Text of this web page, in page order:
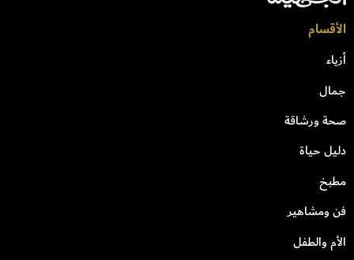
الأقسام
أزياء
جمال
صحة ورشاقة
دليل حياة
مطبخ
فن ومشاهير
الأم والطفل